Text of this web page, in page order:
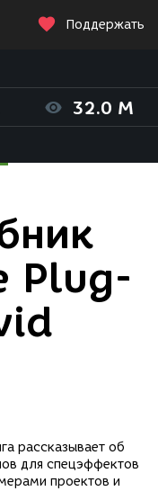
Поддержать
32.0 M
Plug-
рассказывает об
для спецэффектов
проектов и